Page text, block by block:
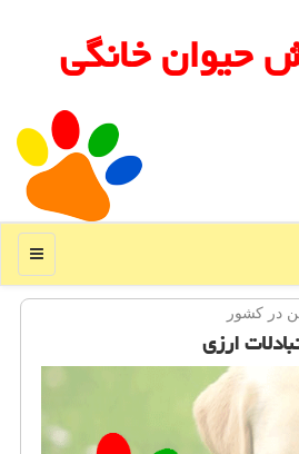
حیوان خانگی
منو
در كشور
ارزی